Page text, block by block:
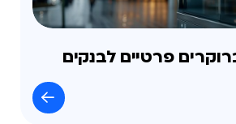
פרטיים לבנקים